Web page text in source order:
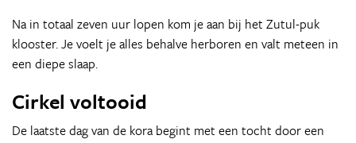
Na in totaal zeven uur lopen kom je aan bij het Zutul-puk
klooster. Je voelt je alles behalve herboren en valt meteen in
een diepe slaap.
Cirkel voltooid
De laatste dag van de kora begint met een tocht door een